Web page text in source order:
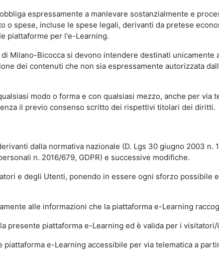
espressamente a manlevare sostanzialmente e
o spese, incluse le spese legali, derivanti da pretese
piattaforme per l'e-Learning.
Milano-Bicocca si devono intendere destinati unicamente
dei contenuti che non sia espressamente autorizzata
modo o forma e con qualsiasi mezzo, anche per via
il previo consenso scritto dei rispettivi titolari dei diritti.
dalla normativa nazionale (D. Lgs 30 giugno 2003 n.
n. 2016/679, GDPR) e successive modifiche.
e degli Utenti, ponendo in essere ogni sforzo
alle informazioni che la piattaforma e-Learning
presente piattaforma e-Learning ed è valida per i
e-Learning accessibile per via telematica a